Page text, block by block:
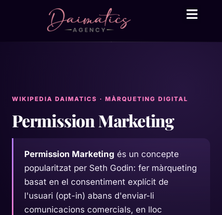
WIKIPEDIA DAIMATICS · MÀRQUETING DIGITAL
Permission Marketing
Permission Marketing és un concepte
popularitzat per Seth Godin: fer màrqueting
basat en el consentiment explícit de
l'usuari (opt-in) abans d'enviar-li
comunicacions comercials, en lloc
Daima Business AI
● En línia